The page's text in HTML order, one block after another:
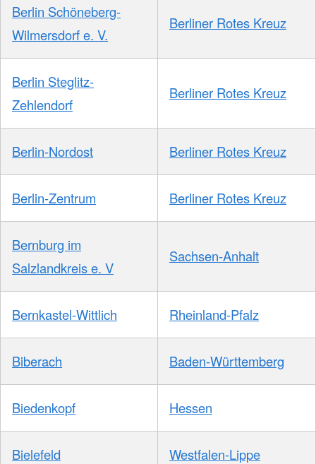
Berlin Schöneberg-
Wilmersdorf e. V.
Berliner Rotes Kreuz
Berlin Steglitz-
Zehlendorf
Berliner Rotes Kreuz
Berlin-Nordost Berliner Rotes Kreuz
Berlin-Zentrum Berliner Rotes Kreuz
Bernburg im
Salzlandkreis e. V
Sachsen-Anhalt
Bernkastel-Wittlich Rheinland-Pfalz
Biberach Baden-Württemberg
Biedenkopf Hessen
Bielefeld Westfalen-Lippe